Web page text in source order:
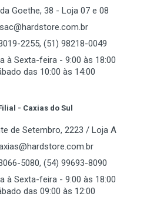
com redução de ruído
rotação de 120° garante
em diferentes ambientes. O
conta com arco ajustável e
do Produto
Plug & Play
de 40 mm
Goethe, 38 - Loja 07 e 08
sac@hardstore.com.br
2255, (51) 98218-0049
à Sexta-feira - 9:00 às 18:00
das 10:00 às 14:00
- Caxias do Sul
de Setembro, 2223 / Loja A
5080, (54) 99693-8090
à Sexta-feira - 9:00 às 18:00
das 09:00 às 12:00